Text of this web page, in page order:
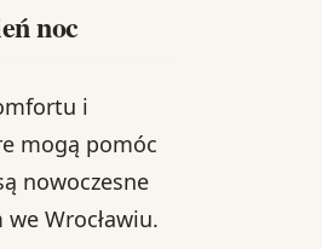
noc
i
mogą pomóc
nowoczesne
Wrocławiu.